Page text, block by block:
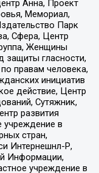
Анна, Проект
Мемориал,
Парк
Сфера, Центр
Женщины
защиты гласности,
правам человека,
инициатив
действие, Центр
Сутяжник,
развития
учреждение в
стран,
Интернешнл-Р,
Информации,
учреждение в